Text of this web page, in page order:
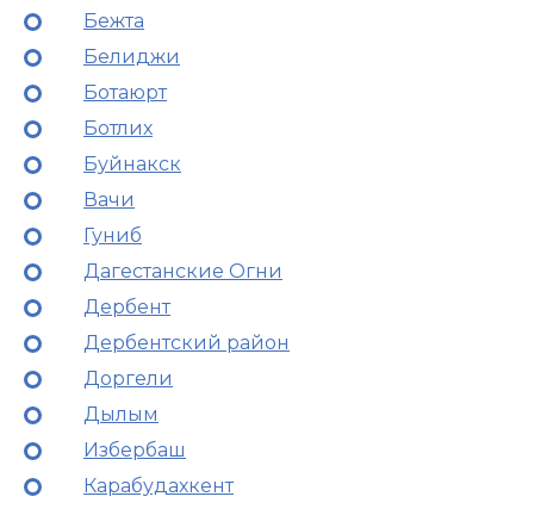
Бежта
Белиджи
Ботаюрт
Ботлих
Буйнакск
Вачи
Гуниб
Дагестанские Огни
Дербент
Дербентский район
Доргели
Дылым
Избербаш
Карабудахкент